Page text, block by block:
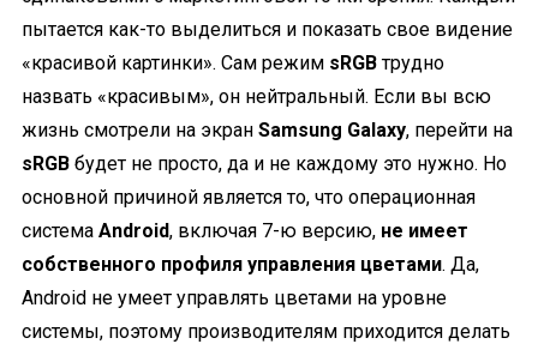
пытается как-то выделиться и показать свое видение
«красивой картинки». Сам режим sRGBтрудно
назвать «красивым», он нейтральный. Если вы всю
жизнь смотрели на экран Samsung Galaxy, перейти на
sRGB будет не просто, да и не каждому это нужно. Но
основной причиной является то, что операционная
система Android, включая 7-ю версию, не имеет
собственного профиля управления цветами. Да,
Android не умеет управлять цветами на уровне
системы, поэтому производителям приходится делать